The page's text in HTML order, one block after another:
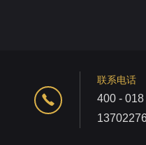
联系电话
400 -